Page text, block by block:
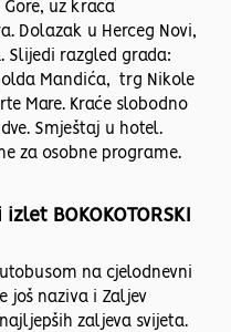
uz kraća
Dolazak u Herceg Novi,
Slijedi razgled grada:
Mandića, trg Nikole
Mare. Kraće slobodno
Smještaj u hotel.
za osobne programe.
BOKOKOTORSKI
na cjelodnevni
još naziva i Zaljev
zaljeva svijeta.